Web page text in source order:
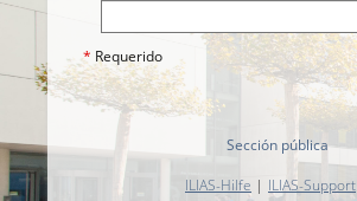
* Requerido
Sección pública
ILIAS-Hilfe | ILIAS-Support